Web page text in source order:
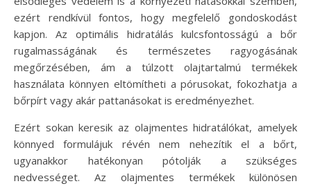
ezért rendkívül fontos, hogy megfelelő gondoskodást
kapjon. Az optimális hidratálás kulcsfontosságú a bőr
rugalmasságának és természetes ragyogásának
megőrzésében, ám a túlzott olajtartalmú termékek
használata könnyen eltömítheti a pórusokat, fokozhatja a
bőrpírt vagy akár pattanásokat is eredményezhet.
Ezért sokan keresik az olajmentes hidratálókat, amelyek
könnyed formulájuk révén nem nehezítik el a bőrt,
ugyanakkor hatékonyan pótolják a szükséges
nedvességet. Az olajmentes termékek különösen